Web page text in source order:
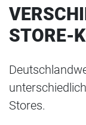
STORE-
Stores.